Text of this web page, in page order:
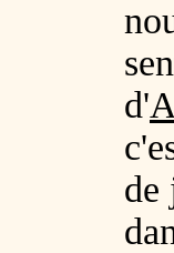
d'
de